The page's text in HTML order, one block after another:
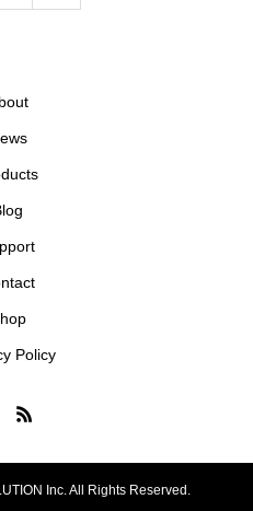
Policy
Inc. All Rights Reserved.